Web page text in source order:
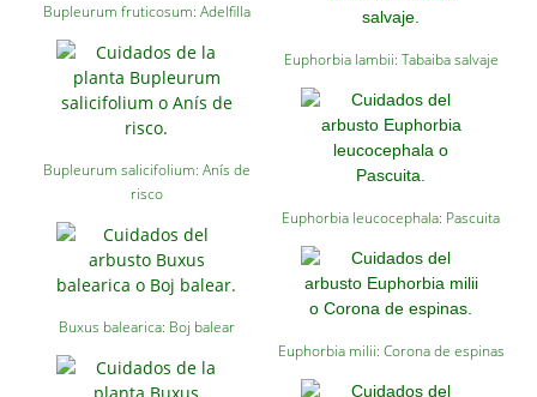
Bupleurum fruticosum: Adelfilla
Bupleurum salicifolium: Anís de
risco
Buxus balearica: Boj balear
Euphorbia lambii: Tabaiba salvaje
Euphorbia leucocephala: Pascuita
Euphorbia milii: Corona de espinas